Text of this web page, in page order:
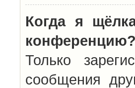
Когда я
конференцию?
Только
сообщения